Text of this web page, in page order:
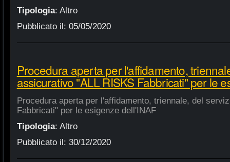
Tipologia: Altro
Pubblicato il: 05/05/2020
Procedura aperta per l'affidamento,
assicurativo "ALL RISKS Fabbricati" per le
Procedura aperta per l'affidamento, triennale, del
Fabbricati" per le esigenze dell'INAF
Tipologia: Altro
Pubblicato il: 30/12/2020